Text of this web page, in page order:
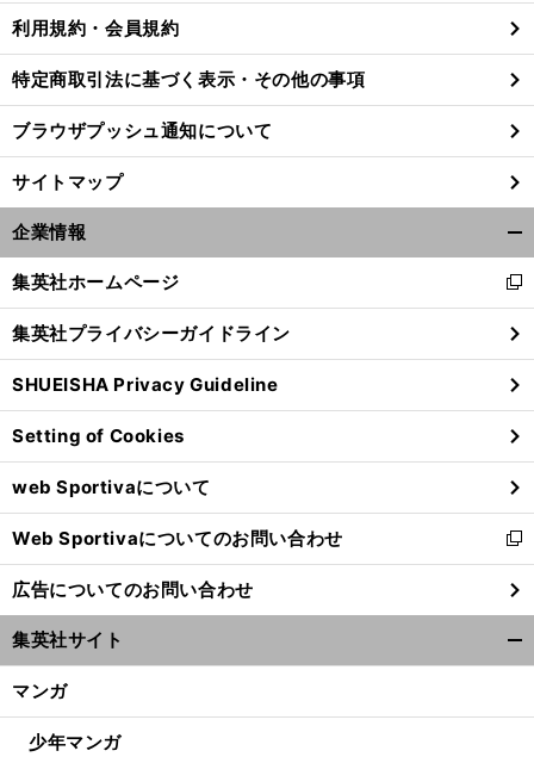
体
」
。
前
へ
利用規約・会員規約
特定商取引法に基づく表示・その他の事項
ブラウザプッシュ通知について
サイトマップ
企業情報
閉
る
集英社ホームページ
新
し
い
ウ
ィ
ン
ド
ウ
で
開
く
集英社プライバシーガイドライン
SHUEISHA Privacy Guideline
Setting of Cookies
web Sportivaについて
Web Sportivaについてのお問い合わせ
新
し
い
ウ
ィ
ン
ウ
広告についてのお問い合わせ
集英社サイト
マンガ
少年マンガ